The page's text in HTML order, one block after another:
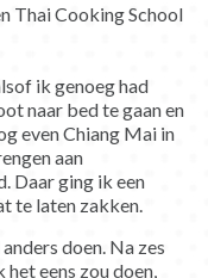
ik genoeg had
naar bed te gaan en
even Chiang Mai in
aan
Daar ging ik een
te laten zakken.
doen. Na zes
eens zou doen,